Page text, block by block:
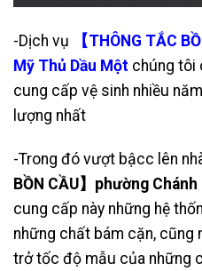
-Dịch vụ
【THÔNG TẮC
Mỹ Thủ Dầu Một chúng tôi
cung cấp vệ sinh nhiều
lượng nhất
-Trong đó vượt bậcc lên
BỒN CẦU】phường
cung cấp này những hệ
những chất bám cặn, cũng
trở tốc độ mẫu của những